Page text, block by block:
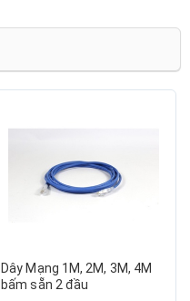
Dây Mạng 1M, 2M, 3M, 4M
bấm sẵn 2 đầu